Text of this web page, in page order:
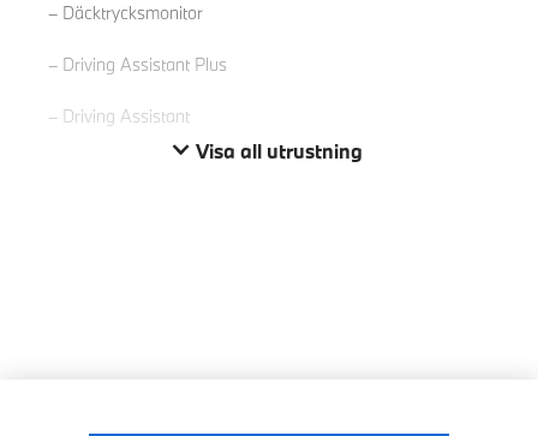
Däcktrycksmonitor
Driving Assistant Plus
Driving Assistant
Visa all utrustning